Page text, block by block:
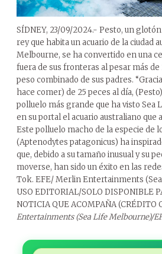
SÍDNEY, 23/09/2024.- Pesto, un
rey que habita un acuario de la ciudad
Melbourne, se ha convertido en una
fuera de sus fronteras al pesar más
peso combinado de sus padres.
hace comer) de 25 peces al día,
polluelo más grande que ha visto Sea
en su portal el acuario australiano que
Este polluelo macho de la especie de
(Aptenodytes patagonicus) ha
que, debido a su tamaño inusual y su
moverse, han sido un éxito en las
Tok. EFE/ Merlin Entertainments
USO EDITORIAL/SOLO DISPONIBLE
NOTICIA QUE ACOMPAÑA (CRÉDITO
Entertainments (Sea Life Melbourne)/